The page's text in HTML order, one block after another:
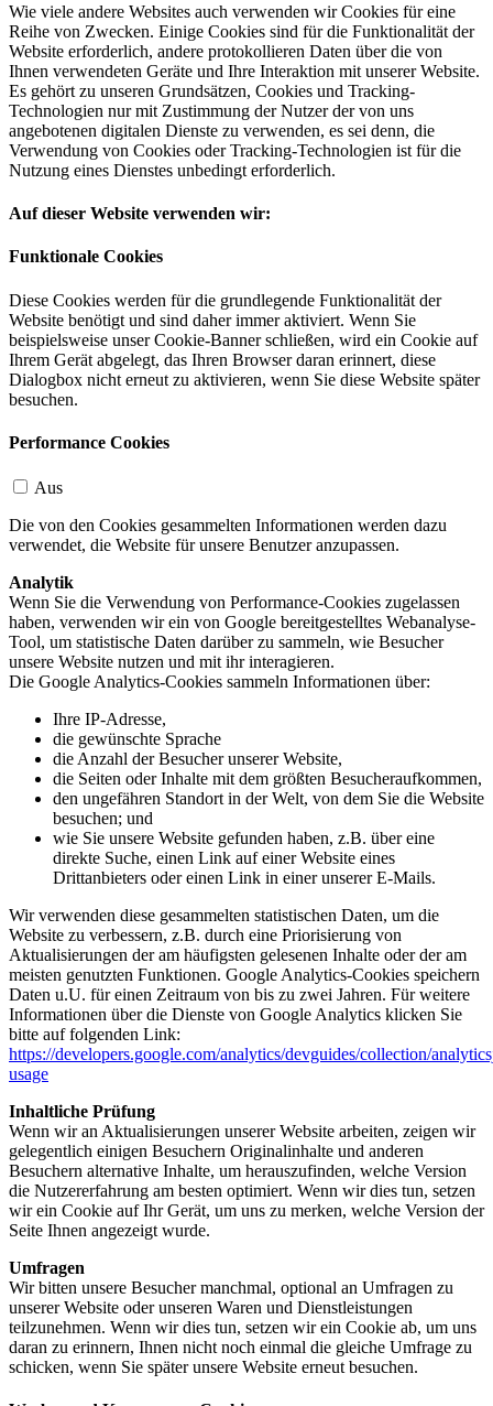
Wie viele andere Websites auch verwenden wir Cookies für eine
Reihe von Zwecken. Einige Cookies sind für die Funktionalität der
Website erforderlich, andere protokollieren Daten über die von
Ihnen verwendeten Geräte und Ihre Interaktion mit unserer Website.
Es gehört zu unseren Grundsätzen, Cookies und Tracking-
Technologien nur mit Zustimmung der Nutzer der von uns
angebotenen digitalen Dienste zu verwenden, es sei denn, die
Verwendung von Cookies oder Tracking-Technologien ist für die
Nutzung eines Dienstes unbedingt erforderlich.
Auf dieser Website verwenden wir:
Funktionale Cookies
Diese Cookies werden für die grundlegende Funktionalität der
Website benötigt und sind daher immer aktiviert. Wenn Sie
beispielsweise unser Cookie-Banner schließen, wird ein Cookie auf
Ihrem Gerät abgelegt, das Ihren Browser daran erinnert, diese
Dialogbox nicht erneut zu aktivieren, wenn Sie diese Website später
besuchen.
Performance Cookies
Aus
Die von den Cookies gesammelten Informationen werden dazu
verwendet, die Website für unsere Benutzer anzupassen.
Analytik
Wenn Sie die Verwendung von Performance-Cookies zugelassen
haben, verwenden wir ein von Google bereitgestelltes Webanalyse-
Tool, um statistische Daten darüber zu sammeln, wie Besucher
unsere Website nutzen und mit ihr interagieren.
Die Google Analytics-Cookies sammeln Informationen über:
Ihre IP-Adresse,
die gewünschte Sprache
die Anzahl der Besucher unserer Website,
die Seiten oder Inhalte mit dem größten Besucheraufkommen,
den ungefähren Standort in der Welt, von dem Sie die Website
besuchen; und
wie Sie unsere Website gefunden haben, z.B. über eine
direkte Suche, einen Link auf einer Website eines
Drittanbieters oder einen Link in einer unserer E-Mails.
Wir verwenden diese gesammelten statistischen Daten, um die
Website zu verbessern, z.B. durch eine Priorisierung von
Aktualisierungen der am häufigsten gelesenen Inhalte oder der am
meisten genutzten Funktionen. Google Analytics-Cookies speichern
Daten u.U. für einen Zeitraum von bis zu zwei Jahren. Für weitere
Informationen über die Dienste von Google Analytics klicken Sie
bitte auf folgenden Link:
https://developers.google.com/analytics/devguides/collection/
usage
Inhaltliche Prüfung
Wenn wir an Aktualisierungen unserer Website arbeiten, zeigen wir
gelegentlich einigen Besuchern Originalinhalte und anderen
Besuchern alternative Inhalte, um herauszufinden, welche Version
die Nutzererfahrung am besten optimiert. Wenn wir dies tun, setzen
wir ein Cookie auf Ihr Gerät, um uns zu merken, welche Version der
Seite Ihnen angezeigt wurde.
Umfragen
Wir bitten unsere Besucher manchmal, optional an Umfragen zu
unserer Website oder unseren Waren und Dienstleistungen
teilzunehmen. Wenn wir dies tun, setzen wir ein Cookie ab, um uns
daran zu erinnern, Ihnen nicht noch einmal die gleiche Umfrage zu
schicken, wenn Sie später unsere Website erneut besuchen.